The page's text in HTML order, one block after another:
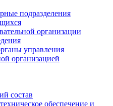
подразделения
организации
управления
организацией
состав
обеспечение и